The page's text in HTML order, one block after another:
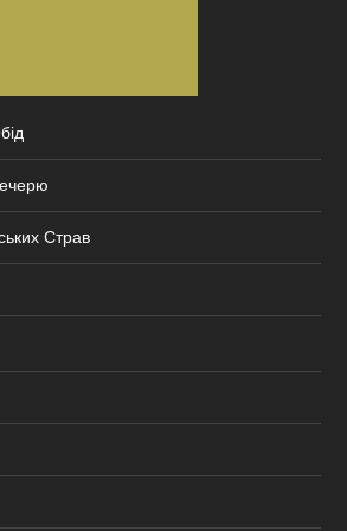
Страв